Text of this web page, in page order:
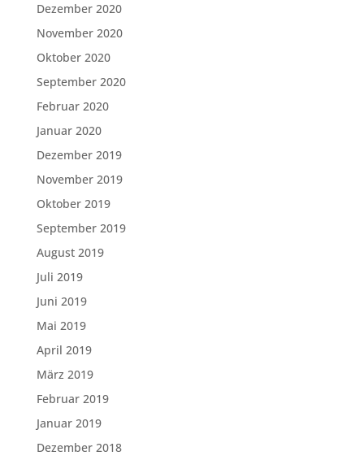
Dezember 2020
November 2020
Oktober 2020
September 2020
Februar 2020
Januar 2020
Dezember 2019
November 2019
Oktober 2019
September 2019
August 2019
Juli 2019
Juni 2019
Mai 2019
April 2019
März 2019
Februar 2019
Januar 2019
Dezember 2018